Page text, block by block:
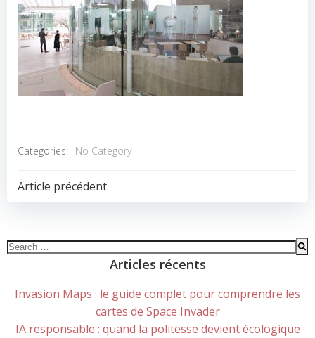
Categories: No Category
POST
Article précédent
Search
Articles récents
Invasion Maps : le guide complet pour comprendre les
cartes de Space Invader
IA responsable : quand la politesse devient écologique